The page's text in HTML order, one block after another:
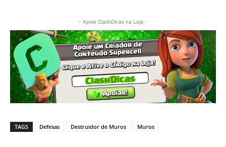
- Apoie ClashDicas na Loja -
TAGS Defesas Destruidor de Muros Muros